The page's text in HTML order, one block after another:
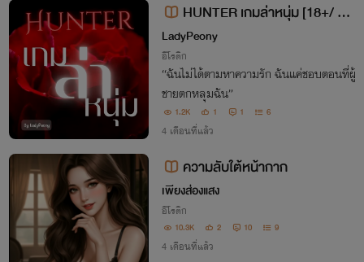
HUNTER เกมล่าหนุ่ม [18+/ FE
MDOM]
LadyPeony
อีโรติก
“ฉันไม่ได้ตามหาความรัก ฉันแค่ชอบตอนที่ผู้
ชายตกหลุมฉัน”
1.2K 1 1 6
4 เดือนที่แล้ว
ความลับใต้หน้ากาก
เพียงส่องแสง
อีโรติก
10.3K 2 10 9
4 เดือนที่แล้ว